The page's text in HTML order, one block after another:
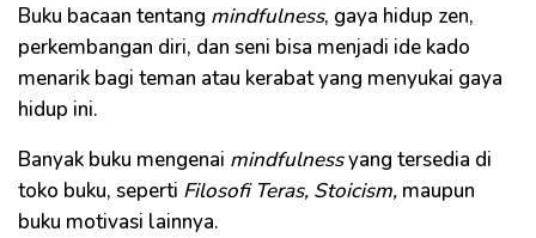
Buku bacaan tentang mindfulness, gaya hidup zen,
perkembangan diri, dan seni bisa menjadi ide kado
menarik bagi teman atau kerabat yang menyukai gaya
hidup ini.
Banyak buku mengenai mindfulnessyang tersedia di
toko buku, seperti Filosofi Teras, Stoicism, maupun
buku motivasi lainnya.